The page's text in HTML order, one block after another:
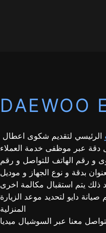
DAEWOO
الرئيسي لتقديم شكوى اعطال
دقة عبر موظفى خدمة العملاء
و رقم الهاتف للتواصل و رقم
بدقة و نوع الجهاز و موديل
ذلك يتم استقبال مكالمة اخرى
دايو لتحديد موعد الزيارة
المنزلية
معنا عبر السوشيال ميديا